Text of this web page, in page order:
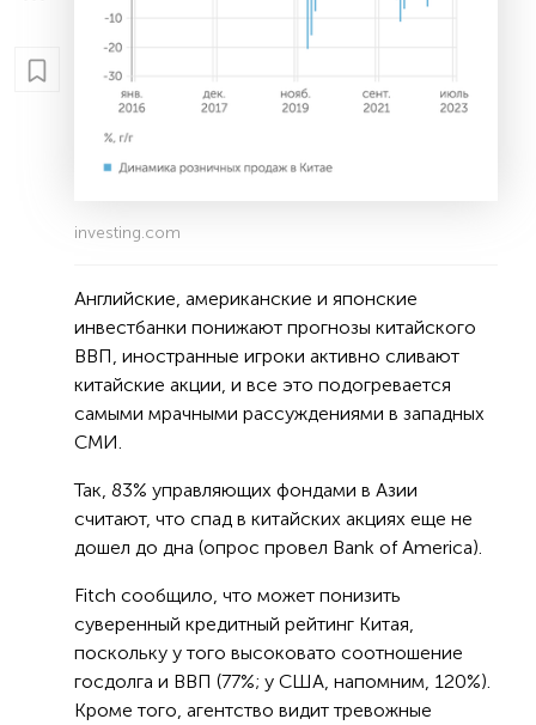
investing.com
Английские, американские и японские
инвестбанки понижают прогнозы китайского
ВВП, иностранные игроки активно сливают
китайские акции, и все это подогревается
самыми мрачными рассуждениями в западных
СМИ.
Так, 83% управляющих фондами в Азии
считают, что спад в китайских акциях еще не
дошел до дна (опрос провел Bank of America).
Fitch сообщило, что может понизить
суверенный кредитный рейтинг Китая,
поскольку у того высоковато соотношение
госдолга и ВВП (77%; у США, напомним, 120%).
Кроме того, агентство видит тревожные